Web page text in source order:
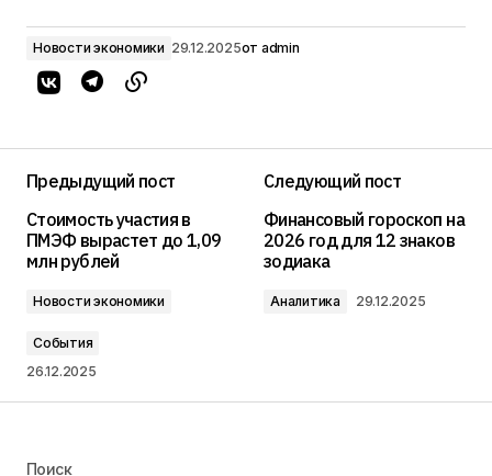
Новости экономики 29.12.2025от admin
Предыдущий пост
Стоимость участия в
ПМЭФ вырастет до 1,09
млн рублей
Новости экономики
События
26.12.2025
Следующий пост
Финансовый гороскоп на
2026 год для 12 знаков
зодиака
Аналитика 29.12.2025
Поиск